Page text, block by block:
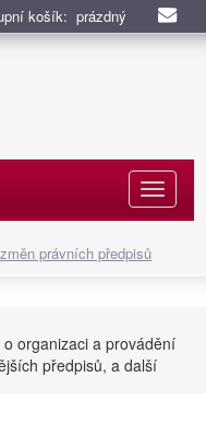
košík: prázdný
právních předpisů
organizaci a provádění
předpisů, a další